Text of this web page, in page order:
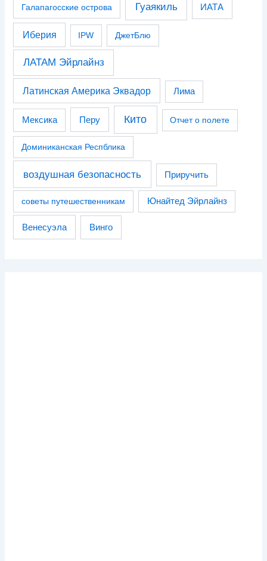
Галапагосские острова Гуаякиль ИАТА
Иберия IPW ДжетБлю
ЛАТАМ Эйрлайнз
Латинская Америка Эквадор Лима
Мексика Перу Кито Отчет о полете
Доминиканская Респблика
воздушная безопасность Приручить
советы путешественникам Юнайтед Эйрлайнз
Венесуэла Винго